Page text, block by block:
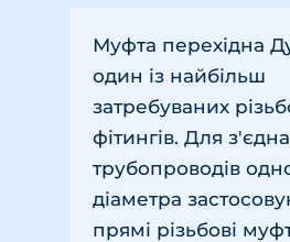
Муфта перехідна
один із найбільш
затребуваних
фітингів. Для
трубопроводів
діаметра
прямі різьбові